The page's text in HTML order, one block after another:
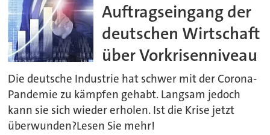
Auftragseingang der
deutschen Wirtschaft
über Vorkrisenniveau
Die deutsche Industrie hat schwer mit der Corona-
Pandemie zu kämpfen gehabt. Langsam jedoch
kann sie sich wieder erholen. Ist die Krise jetzt
überwunden?Lesen Sie mehr!